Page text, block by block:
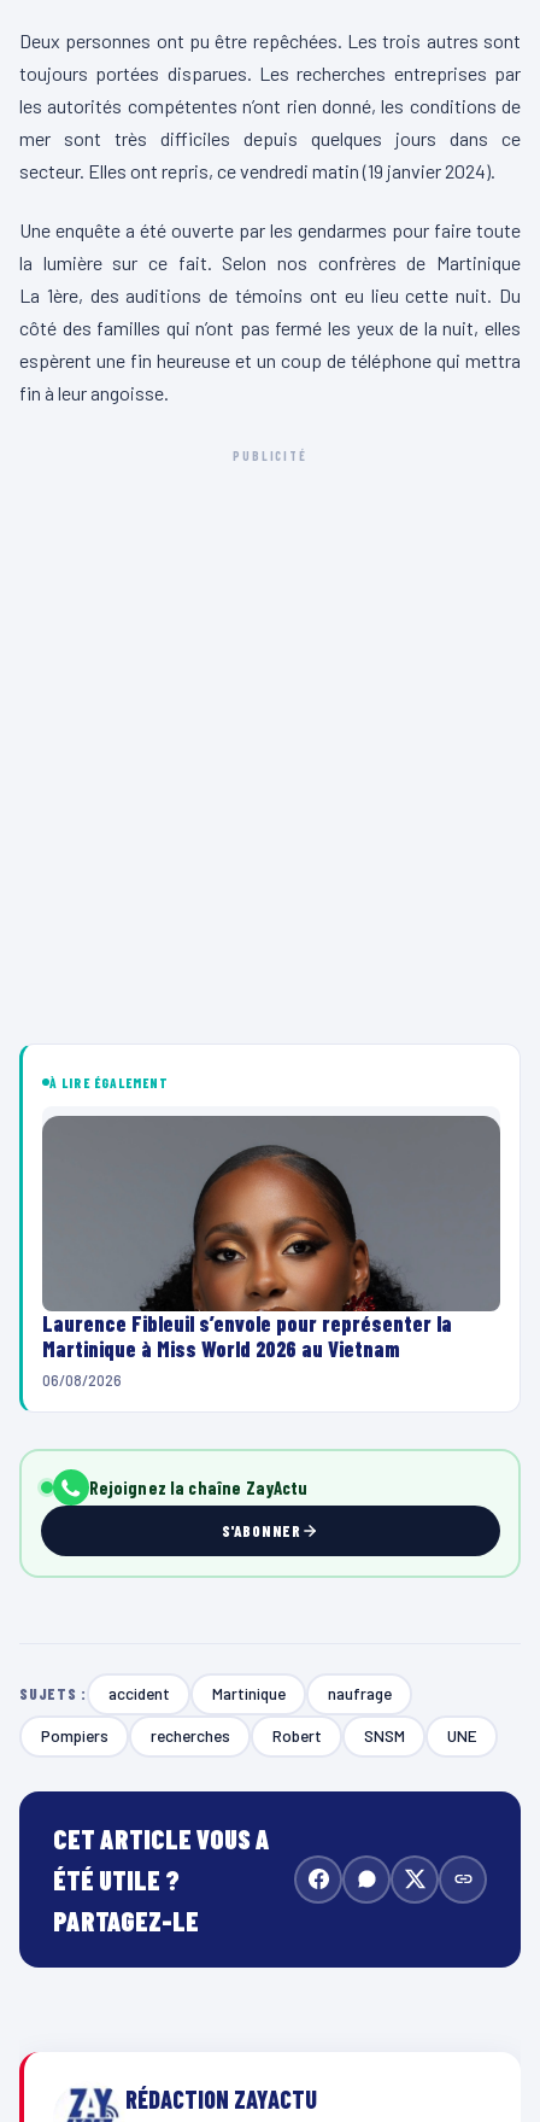
Deux personnes ont pu être repêchées. Les trois autres sont
toujours portées disparues. Les recherches entreprises par
les autorités compétentes n’ont rien donné, les conditions de
mer sont très difficiles depuis quelques jours dans ce
secteur. Elles ont repris, ce vendredi matin(19 janvier 2024).
Une enquête a été ouverte par les gendarmes pour faire toute
la lumière sur ce fait. Selon nos confrères de Martinique
La 1ère, des auditions de témoins ont eu lieu cette nuit. Du
côté des familles qui n’ont pas fermé les yeux de la nuit, elles
espèrent une fin heureuse et un coup de téléphone qui mettra
fin à leur angoisse.
PUBLICITÉ
À LIRE ÉGALEMENT
Laurence Fibleuil s’envole pour représenter la
Martinique à Miss World 2026 au Vietnam
06/08/2026
Rejoignez la chaîne ZayActu
S'ABONNER
SUJETS : accident Martinique naufrage
Pompiers recherches Robert SNSM UNE
CET ARTICLE VOUS A
ÉTÉ UTILE ?
PARTAGEZ-LE
RÉDACTION ZAYACTU